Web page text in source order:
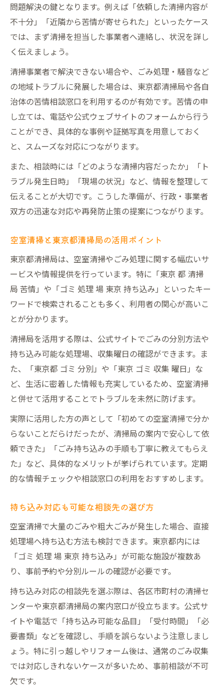
問題解決の鍵となります。例えば「依頼した清掃内容が
不十分」「近隣から苦情が寄せられた」といったケース
では、まず清掃を担当した事業者へ連絡し、状況を詳し
く伝えましょう。
清掃事業者で解決できない場合や、ごみ処理・騒音など
の地域トラブルに発展した場合は、東京都清掃局や各自
治体の苦情相談窓口を利用するのが有効です。苦情の申
し立ては、電話や公式ウェブサイトのフォームから行う
ことができ、具体的な事例や証拠写真を用意しておく
と、スムーズな対応につながります。
また、相談時には「どのような清掃内容だったか」「ト
ラブル発生日時」「現場の状況」など、情報を整理して
伝えることが大切です。こうした準備が、行政・事業者
双方の迅速な対応や再発防止策の提案につながります。
空室清掃と東京都清掃局の活用ポイント
東京都清掃局は、空室清掃やごみ処理に関する幅広いサ
ービスや情報提供を行っています。特に「東京 都 清掃
局 苦情」や「ゴミ 処理 場 東京 持ち込み」といったキー
ワードで検索されることも多く、利用者の関心が高いこ
とが分かります。
清掃局を活用する際は、公式サイトでごみの分別方法や
持ち込み可能な処理場、収集曜日の確認ができます。ま
た、「東京都 ゴミ 分別」や「東京 ゴミ 収集 曜日」な
ど、生活に密着した情報も充実しているため、空室清掃
と併せて活用することでトラブルを未然に防げます。
実際に活用した方の声として「初めての空室清掃で分か
らないことだらけだったが、清掃局の案内で安心して依
頼できた」「ごみ持ち込みの手順も丁寧に教えてもらえ
た」など、具体的なメリットが挙げられています。定期
的な情報チェックや相談窓口の利用をおすすめします。
持ち込み対応も可能な相談先の選び方
空室清掃で大量のごみや粗大ごみが発生した場合、直接
処理場へ持ち込む方法も検討できます。東京都内には
「ゴミ 処理 場 東京 持ち込み」が可能な施設が複数あ
り、事前予約や分別ルールの確認が必要です。
持ち込み対応の相談先を選ぶ際は、各区市町村の清掃セ
ンターや東京都清掃局の案内窓口が役立ちます。公式サ
イトや電話で「持ち込み可能な品目」「受付時間」「必
要書類」などを確認し、手順を誤らないよう注意しまし
ょう。特に引っ越しやリフォーム後は、通常のごみ収集
では対応しきれないケースが多いため、事前相談が不可
欠です。